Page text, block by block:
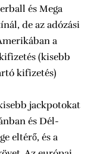
és Mega
de az adózási
a
(kisebb
kifizetés)
jackpotokat
és Dél-
eltérő, és a